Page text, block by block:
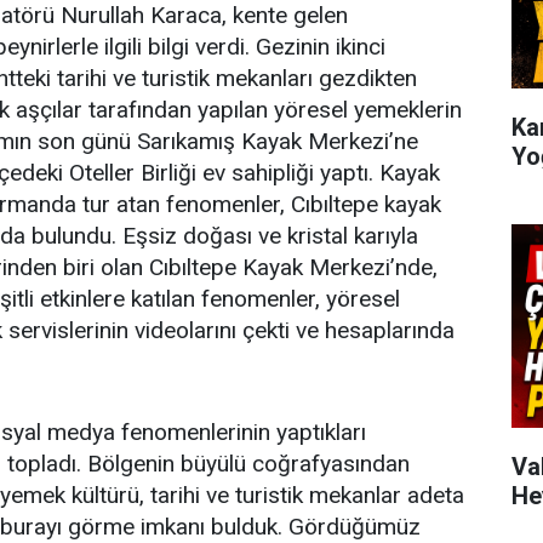
Nurullah Karaca, kente gelen
ilgili bilgi verdi. Gezinin ikinci
tarihi ve turistik mekanları gezdikten
tarafından yapılan yöresel yemeklerin
son günü Sarıkamış Kayak Merkezi’ne
Oteller Birliği ev sahipliği yaptı. Kayak
tur atan fenomenler, Cıbıltepe kayak
bulundu. Eşsiz doğası ve kristal karıyla
biri olan Cıbıltepe Kayak Merkezi’nde,
etkinlere katılan fenomenler, yöresel
videolarını çekti ve hesaplarında
medya fenomenlerinin yaptıkları
Bölgenin büyülü coğrafyasından
kültürü, tarihi ve turistik mekanlar adeta
görme imkanı bulduk. Gördüğümüz